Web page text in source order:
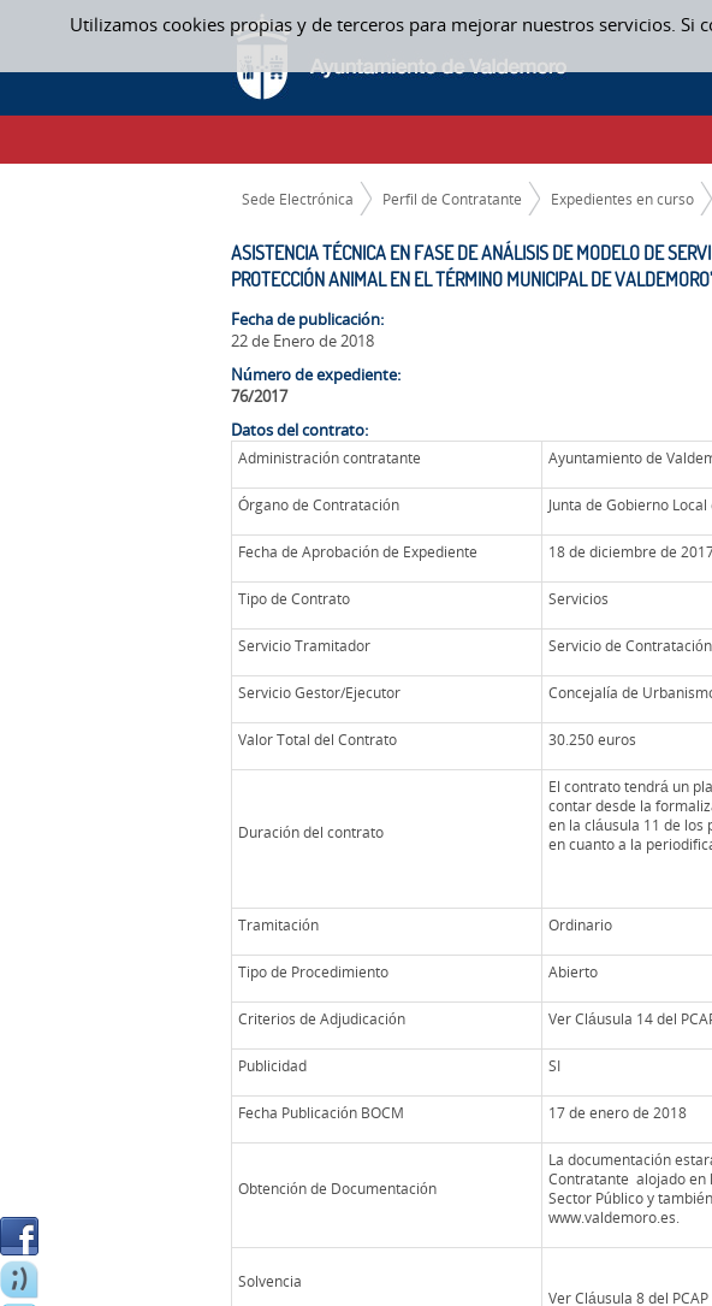
Utilizamos cookies propias y de terceros para mejorar nuestros servicios.
Saltar al contenido
ASISTENCIA TÉCNICA EN FASE DE ANÁLISIS DE MODELO DE
TÉRMINO MUNICIPAL DE VALDEMORO” (EXP. 76/2017) -
CAMINO DE MIGAS
Sede Electrónica Perfil de Contratante Expedientes en curso
ASISTENCIA TÉCNICA EN FASE DE ANÁLISIS DE MODELO DE
PROTECCIÓN ANIMAL EN EL TÉRMINO MUNICIPAL DE
Fecha de publicación:
22 de Enero de 2018
Número de expediente:
76/2017
Datos del contrato:
Administración contratante Ayuntamiento de
Órgano de Contratación Junta de Gobierno
Fecha de Aprobación de Expediente 18 de diciembre de
Tipo de Contrato Servicios
Servicio Tramitador Servicio de Contratación
Servicio Gestor/Ejecutor Concejalía de
Valor Total del Contrato 30.250 euros
Duración del contrato
El contrato tendrá un
contar desde la
en la cláusula 11 de los
en cuanto a la
Tramitación Ordinario
Tipo de Procedimiento Abierto
Criterios de Adjudicación Ver Cláusula 14 del
Publicidad SI
Fecha Publicación BOCM 17 de enero de 2018
Obtención de Documentación
La documentación
Contratante alojado en
Sector Público y
www.valdemoro.es.
Solvencia
Ver Cláusula 8 del PCAP